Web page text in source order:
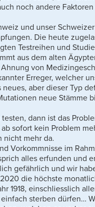
noch andere
und unser
Die heute
Testreihen und
aus dem alten
von
Erreger, welcher
aber dieser Typ
neue Stämme
dann ist das
sofort kein Problem
nicht mehr da.
Vorkommnisse im
alles erfunden und
gefährlich und wir
die höchste
1918, einschliesslich
sterben dürfen…